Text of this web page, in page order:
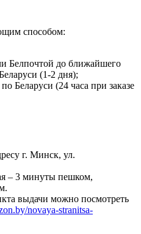
способом:
Белпочтой до ближайшего
(1-2 дня);
Беларуси (24 часа при заказе
г. Минск, ул.
– 3 минуты пешком,
выдачи можно посмотреть
novaya-stranitsa-